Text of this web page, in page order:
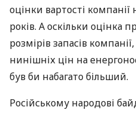
оцінки вартості
років. А оскільки оцінка
розмірів запасів
нинішніх цін на
був би набагато більший.
Російському народові